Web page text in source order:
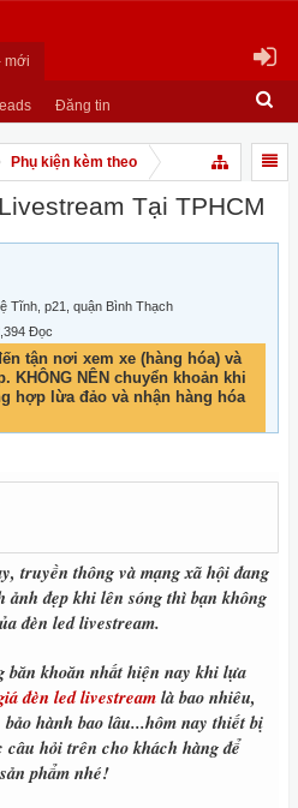
mới
Đăng tin
Phụ kiện kèm theo
Tại TPHCM
Tĩnh, p21, quận Bình Thạch
Đọc
tận nơi xem xe (hàng hóa) và
KHÔNG NÊN chuyển khoản khi
hợp lừa đảo và nhận hàng hóa
truyền thông và mạng xã hội đang
đẹp khi lên sóng thì bạn không
đèn led livestream.
khoăn nhất hiện nay khi lựa
đèn led livestreamlà bao nhiêu,
hành bao lâu...hôm nay thiết bị
câu hỏi trên cho khách hàng để
phẩm nhé!